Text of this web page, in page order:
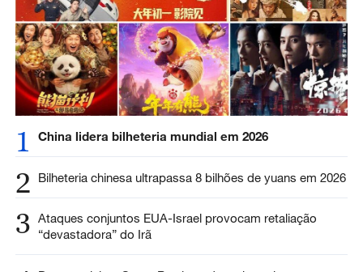
1 China lidera bilheteria mundial em 2026
2 Bilheteria chinesa ultrapassa 8 bilhões de yuans em 2026
3 Ataques conjuntos EUA-Israel provocam retaliação
“devastadora” do Irã